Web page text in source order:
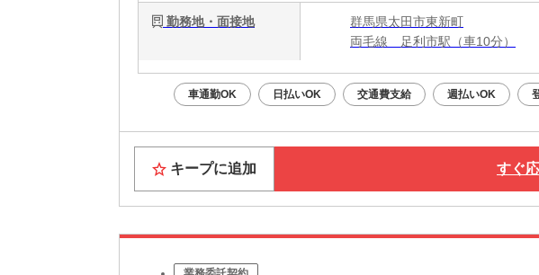
勤務地・面接地
群馬県太田市東新町
両毛線 足利市駅（車10分）
車通勤OK 日払いOK 交通費支給 週払いOK
キープに追加 すぐ